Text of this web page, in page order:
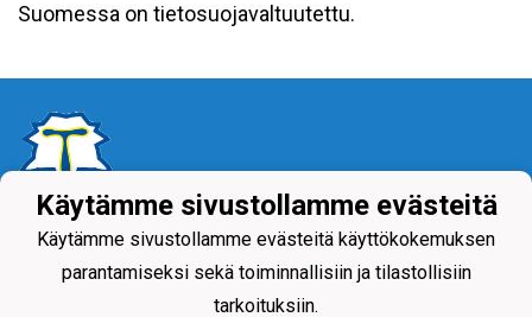
Suomessa on tietosuojavaltuutettu.
Tietosuojaseloste
Käytämme sivustollamme evästeitä
Käytämme sivustollamme evästeitä käyttökokemuksen
parantamiseksi sekä toiminnallisiin ja tilastollisiin
tarkoituksiin.